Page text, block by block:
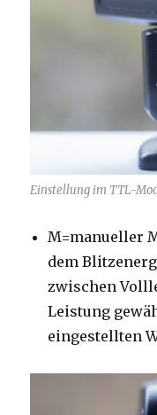
Einstellung im TTL-
M=manueller
dem
zwischen
Leistung
eingestellten